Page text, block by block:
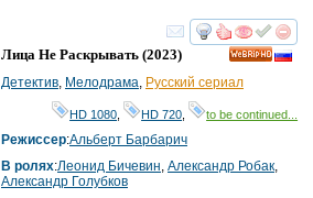
смотреть
Лица Не Раскрывать (2023)
Детектив Мелодрама Русский сериал
HD 1080 HD 720 to be continued...
Режиссер:Альберт Барбарич
В ролях:Леонид Бичевин Александр Робак
Александр Голубков